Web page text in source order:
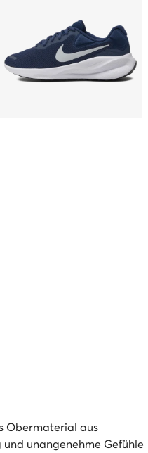
Obermaterial aus
unangenehme Gefühle